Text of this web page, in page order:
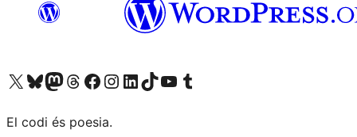
Visiteu el nostre compte X (abans Twitter)
Visiteu el nostre compte de Bluesky
Visiteu el nostre compte al Mastodon
Visiteu el nostre compte de Threads
Visiteu la nostra pàgina al Facebook
Visiteu el nostre compte d'Instagram
Visiteu el nostre compte de LinkedIn
Visiteu el nostre compte de TikTok
Visiteu el nostre canal al YouTube
Visiteu el nostre compte de Tumblr
El codi és poesia.